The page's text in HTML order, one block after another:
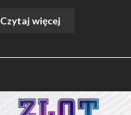
Czytaj więcej